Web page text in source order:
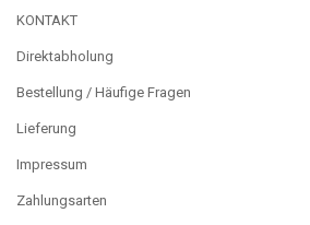
KONTAKT
Direktabholung
Bestellung / Häufige Fragen
Lieferung
Impressum
Zahlungsarten